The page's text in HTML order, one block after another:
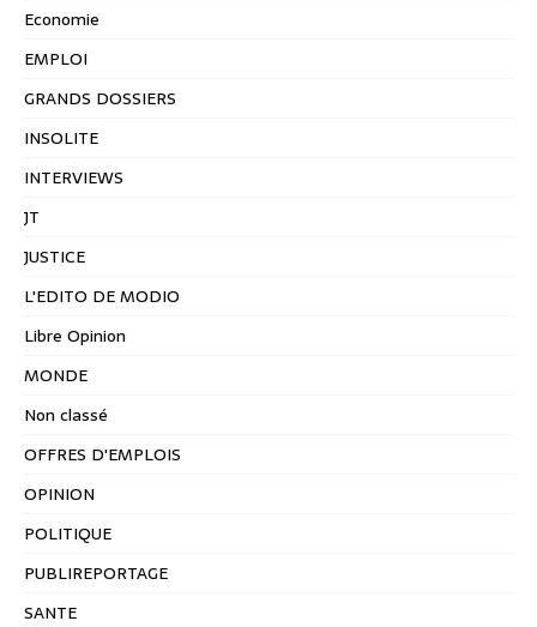
Economie
EMPLOI
GRANDS DOSSIERS
INSOLITE
INTERVIEWS
JT
JUSTICE
L'EDITO DE MODIO
Libre Opinion
MONDE
Non classé
OFFRES D'EMPLOIS
OPINION
POLITIQUE
PUBLIREPORTAGE
SANTE